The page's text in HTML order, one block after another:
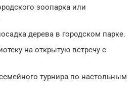
зоопарка или
дерева в городском парке.
на открытую встречу с
турнира по настольным